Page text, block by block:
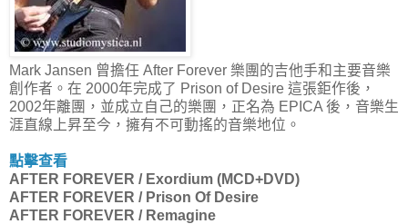
Mark Jansen 曾擔任 After Forever 樂團的吉他手和主要音樂
創作者。在 2000年完成了 Prison of Desire 這張鉅作後，
2002年離團，並成立自己的樂團，正名為 EPICA 後，音樂生
涯直線上昇至今，擁有不可動搖的音樂地位。
點擊查看
AFTER FOREVER / Exordium (MCD+DVD)
AFTER FOREVER / Prison Of Desire
AFTER FOREVER / Remagine